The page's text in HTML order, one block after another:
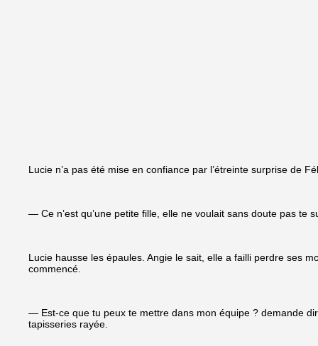
Lucie n’a pas été mise en confiance par l’étreinte surprise de
— Ce n’est qu’une petite fille, elle ne voulait sans doute pas te
Lucie hausse les épaules. Angie le sait, elle a failli perdre ses
commencé.
— Est-ce que tu peux te mettre dans mon équipe ? demande
tapisseries rayée.